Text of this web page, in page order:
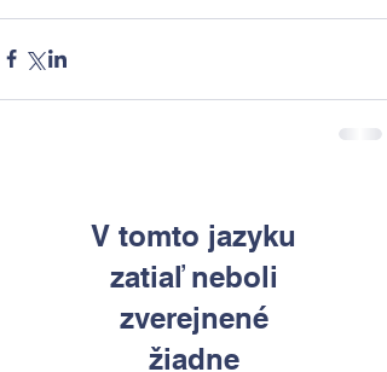
V tomto jazyku
zatiaľ neboli
zverejnené
žiadne